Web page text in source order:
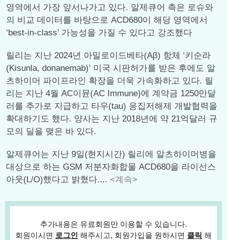
영역에서 가장 앞서나가고 있다. 알제큐어 측은 로슈와
의 비교 데이터를 바탕으로 ACD680이 해당 영역에서
‘best-in-class’ 가능성을 가질 수 있다고 강조했다
릴리는 지난 2024년 아밀로이드베타(Aβ) 항체 ‘키순라
(Kisunla, donanemab)’ 미국 시판허가를 받은 후에도 알
츠하이머 파이프라인 확장을 더욱 가속화하고 있다. 릴
리는 지난 4월 AC이뮨(AC Immune)에 계약금 1250만달
러를 추가로 지급하고 타우(tau) 응집저해제 개발협력을
확대하기도 했다. 양사는 지난 2018년에 약 21억달러 규
모의 딜을 맺은 바 있다.
알제큐어는 지난 9일(현지시간) 릴리에 알츠하이머병을
대상으로 하는 GSM 저분자화합물 ACD680을 라이선스
아웃(L/O)했다고 밝혔다.... <계속>
추가내용은 유료회원만 이용할 수 있습니다.
회원이시면 로그인 해주시고, 회원가입을 원하시면 클릭 해